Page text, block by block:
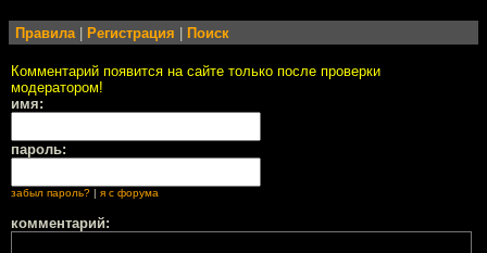
Правила Регистрация Поиск
Комментарий появится на сайте только после проверки
модератором!
имя:
пароль:
забыл пароль? | я с форума
комментарий: